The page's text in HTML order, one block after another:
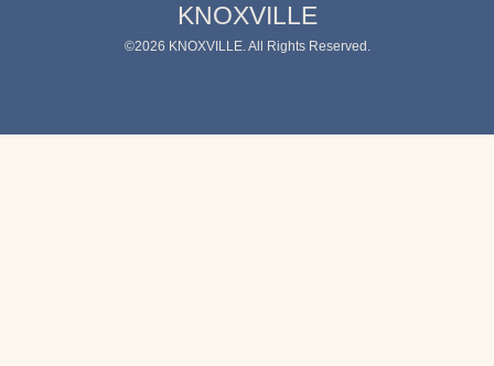
KNOXVILLE
©2026 KNOXVILLE. All Rights Reserved.